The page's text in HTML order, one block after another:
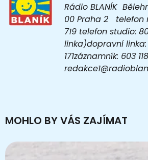
Rádio BLANÍK
00 Praha 2 telefon
719 telefon studio:
linka)dopravní linka:
171záznamník: 603
MOHLO BY VÁS ZAJÍMAT